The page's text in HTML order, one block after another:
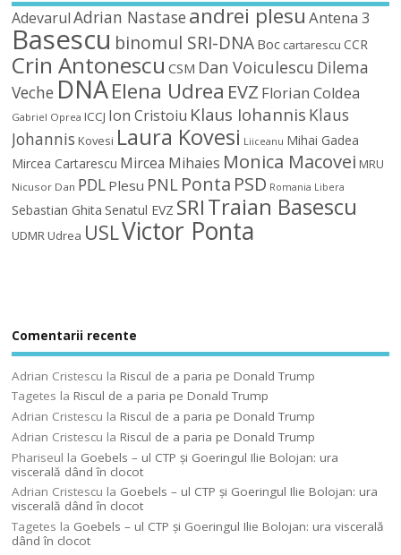
Adevarul Adrian Nastaseandrei plesuAntena 3
Basescu binomul SRI-DNA Boc cartarescu CCR
Crin Antonescu CSM Dan Voiculescu Dilema
Veche DNAElena Udrea EVZ Florian Coldea
Gabriel Oprea ICCJ Ion Cristoiu Klaus Iohannis Klaus
Johannis Kovesi Laura Kovesi Liiceanu Mihai Gadea
Mircea Cartarescu Mircea Mihaies Monica Macovei MRU
Nicusor Dan PDL Plesu PNL Ponta PSD Romania Libera
Sebastian Ghita Senatul EVZ SRITraian Basescu
UDMRUdrea USLVictor Ponta
Comentarii recente
Adrian Cristescu laRiscul de a paria pe Donald Trump
Tagetes laRiscul de a paria pe Donald Trump
Adrian Cristescu laRiscul de a paria pe Donald Trump
Adrian Cristescu laRiscul de a paria pe Donald Trump
Phariseul la Goebels – ul CTP şi Goeringul Ilie Bolojan: ura
viscerală dând în clocot
Adrian Cristescu la Goebels – ul CTP şi Goeringul Ilie Bolojan: ura
viscerală dând în clocot
Tagetes la Goebels – ul CTP şi Goeringul Ilie Bolojan: ura viscerală
dând în clocot